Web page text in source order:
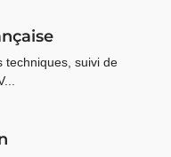
techniques, suivi de